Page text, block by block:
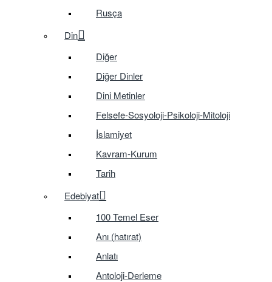
Rusça
Din
Diğer
Diğer Dinler
Dini Metinler
Felsefe-Sosyoloji-Psikoloji-Mitoloji
İslamiyet
Kavram-Kurum
Tarih
Edebiyat
100 Temel Eser
Anı (hatırat)
Anlatı
Antoloji-Derleme